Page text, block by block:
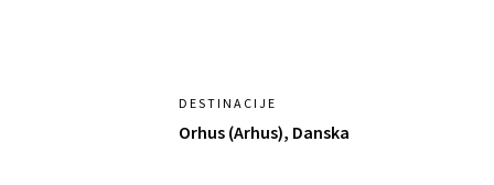
DESTINACIJE
Orhus (Arhus), Danska